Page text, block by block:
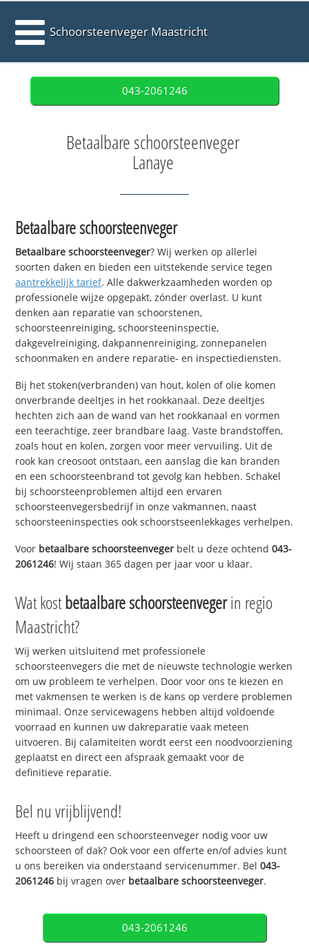
Schoorsteenveger Maastricht
043-2061246
Betaalbare schoorsteenveger
Lanaye
Betaalbare schoorsteenveger
Betaalbare schoorsteenveger? Wij werken op allerlei
soorten daken en bieden een uitstekende service tegen
aantrekkelijk tarief. Alle dakwerkzaamheden worden op
professionele wijze opgepakt, zónder overlast. U kunt
denken aan reparatie van schoorstenen,
schoorsteenreiniging, schoorsteeninspectie,
dakgevelreiniging, dakpannenreiniging, zonnepanelen
schoonmaken en andere reparatie- en inspectiediensten.
Bij het stoken(verbranden) van hout, kolen of olie komen
onverbrande deeltjes in het rookkanaal. Deze deeltjes
hechten zich aan de wand van het rookkanaal en vormen
een teerachtige, zeer brandbare laag. Vaste brandstoffen,
zoals hout en kolen, zorgen voor meer vervuiling. Uit de
rook kan creosoot ontstaan, een aanslag die kan branden
en een schoorsteenbrand tot gevolg kan hebben. Schakel
bij schoorsteenproblemen altijd een ervaren
schoorsteenvegersbedrijf in onze vakmannen, naast
schoorsteeninspecties ook schoorstseenlekkages verhelpen.
Voor betaalbare schoorsteenveger belt u deze ochtend043-
2061246! Wij staan 365 dagen per jaar voor u klaar.
Wat kostbetaalbare schoorsteenvegerin regio
Maastricht?
Wij werken uitsluitend met professionele
schoorsteenvegers die met de nieuwste technologie werken
om uw probleem te verhelpen. Door voor ons te kiezen en
met vakmensen te werken is de kans op verdere problemen
minimaal. Onze servicewagens hebben altijd voldoende
voorraad en kunnen uw dakreparatie vaak meteen
uitvoeren. Bij calamiteiten wordt eerst een noodvoorziening
geplaatst en direct een afspraak gemaakt voor de
definitieve reparatie.
Bel nu vrijblijvend!
Heeft u dringend een schoorsteenveger nodig voor uw
schoorsteen of dak? Ook voor een offerte en/of advies kunt
u ons bereiken via onderstaand servicenummer. Bel043-
2061246 bij vragen over betaalbare schoorsteenveger.
043-2061246